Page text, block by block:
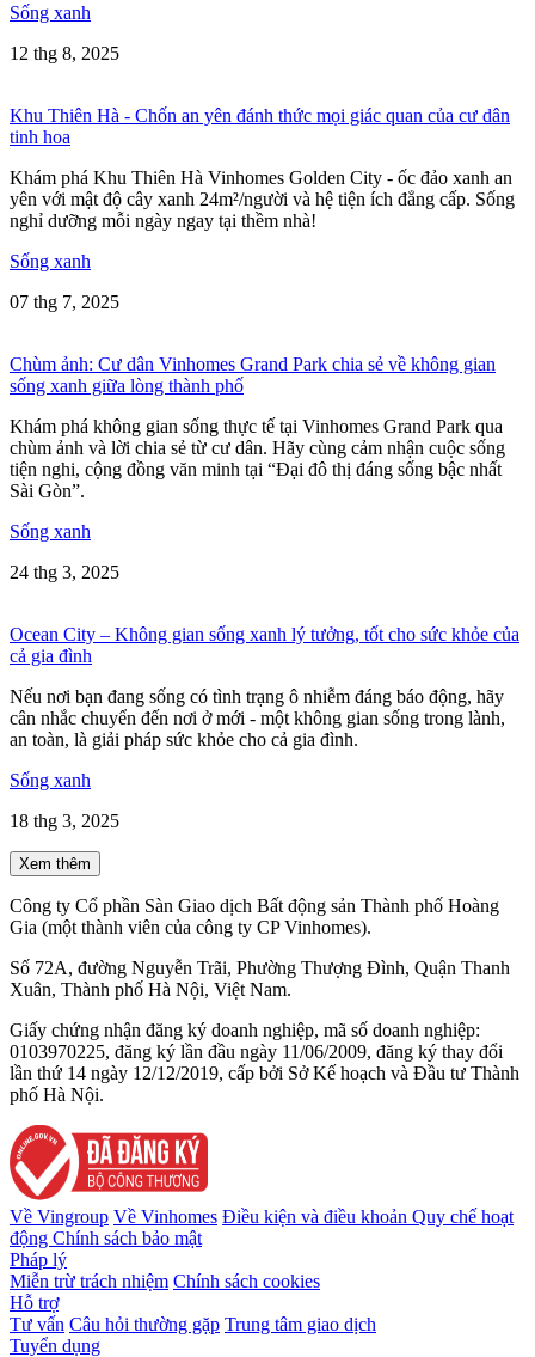
Sống xanh
12 thg 8, 2025
Khu Thiên Hà - Chốn an yên đánh thức mọi giác quan của cư dân
tinh hoa
Khám phá Khu Thiên Hà Vinhomes Golden City - ốc đảo xanh an
yên với mật độ cây xanh 24m²/người và hệ tiện ích đẳng cấp. Sống
nghỉ dưỡng mỗi ngày ngay tại thềm nhà!
Sống xanh
07 thg 7, 2025
Chùm ảnh: Cư dân Vinhomes Grand Park chia sẻ về không gian
sống xanh giữa lòng thành phố
Khám phá không gian sống thực tế tại Vinhomes Grand Park qua
chùm ảnh và lời chia sẻ từ cư dân. Hãy cùng cảm nhận cuộc sống
tiện nghi, cộng đồng văn minh tại “Đại đô thị đáng sống bậc nhất
Sài Gòn”.
Sống xanh
24 thg 3, 2025
Ocean City – Không gian sống xanh lý tưởng, tốt cho sức khỏe của
cả gia đình
Nếu nơi bạn đang sống có tình trạng ô nhiễm đáng báo động, hãy
cân nhắc chuyển đến nơi ở mới - một không gian sống trong lành,
an toàn, là giải pháp sức khỏe cho cả gia đình.
Sống xanh
18 thg 3, 2025
Xem thêm
Công ty Cổ phần Sàn Giao dịch Bất động sản Thành phố Hoàng
Gia (một thành viên của công ty CP Vinhomes).
Số 72A, đường Nguyễn Trãi, Phường Thượng Đình, Quận Thanh
Xuân, Thành phố Hà Nội, Việt Nam.
Giấy chứng nhận đăng ký doanh nghiệp, mã số doanh nghiệp:
0103970225, đăng ký lần đầu ngày 11/06/2009, đăng ký thay đổi
lần thứ 14 ngày 12/12/2019, cấp bởi Sở Kế hoạch và Đầu tư Thành
phố Hà Nội.
Về Vingroup Về Vinhomes Điều kiện và điều khoản Quy chế hoạt
động Chính sách bảo mật
Pháp lý
Miễn trừ trách nhiệm Chính sách cookies
Hỗ trợ
Tư vấn Câu hỏi thường gặp Trung tâm giao dịch
Tuyển dụng